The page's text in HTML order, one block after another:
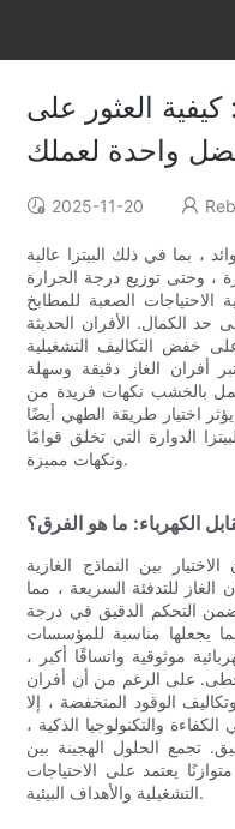
كيفية العثور على
واحدة لعملك
2025-11-20
، بما في ذلك البيتزا عالية
، وحتى توزيع درجة الحرارة
الصعبة للمطابخ
الكمال. الأفران الحديثة
خفض التكاليف التشغيلية
أفران الغاز دقيقة وسهلة
بالخشب نكهات فريدة من
اختيار طريقة الطهي أيضًا
الدوارة التي تخلق قوامًا
ونكهات مميزة.
الكهرباء: ما هو الفرق؟
بين النماذج الغازية
الغاز للتدفئة السريعة ، مما
يضمن التحكم الدقيق في درجة
يجعلها مناسبة للمؤسسات
موثوقية واتساقًا أكبر ،
على الرغم من أن أفران
الوقود المنخفضة ، إلا
والتكنولوجيا الذكية ،
تجمع الحلول الهجينة بين
يعتمد على الاحتياجات
التشغيلية والأهداف البيئية.